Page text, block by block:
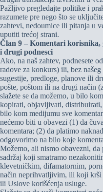
Pažljivo pregledajte politike i
razumete pre nego što se
zahtevi, nedoumice ili pitanja u
uputiti trećoj strani.
Član 9 – Komentari
i drugi podnesci
Ako, na naš zahtev, podnesete
radove za konkurs) ili, bez
sugestije, predloge, planove ili
pošte, poštom ili na drugi način
slažete se da možemo, u bilo
kopirati, objavljivati,
bilo kom medijumu sve
nećemo biti u obavezi (1) da
komentara; (2) da platimo
odgovorimo na bilo koje
Možemo, ali nismo obavezni,
sadržaj koji smatramo
klevetničkim, difamatornim,
način neprihvatljivim, ili koji krši
ili Uslove korišćenja usluge.